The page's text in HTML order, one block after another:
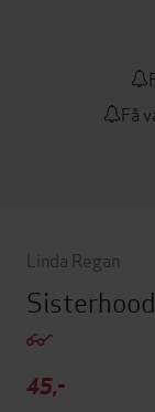
Få
Linda Regan
45,-